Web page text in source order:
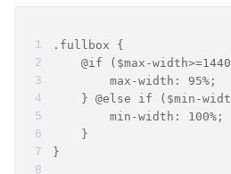
.fullbox {
@if ($max-
        max-width: 95%;
} @else if ($min-
        min-width: 100%;
    }
}